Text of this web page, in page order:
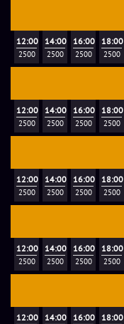
12:00
2500
14:00
2500
16:00
2500
18:00
2500
12:00
2500
14:00
2500
16:00
2500
18:00
2500
12:00
2500
14:00
2500
16:00
2500
18:00
2500
12:00
2500
14:00
2500
16:00
2500
18:00
2500
12:00 14:00 16:00 18:00